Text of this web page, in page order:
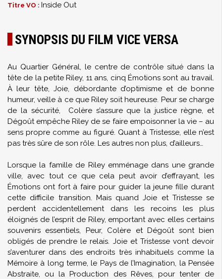
Titre VO : Inside Out
SYNOPSIS DU FILM VICE VERSA
Au Quartier Général, le centre de contrôle situé dans la
tête de la petite Riley, 11 ans, cinq Émotions sont au travail.
À leur tête, Joie, débordante d’optimisme et de bonne
humeur, veille à ce que Riley soit heureuse. Peur se charge
de la sécurité, Colère s’assure que la justice règne, et
Dégoût empêche Riley de se faire empoisonner la vie – au
sens propre comme au figuré. Quant à Tristesse, elle n’est
pas très sûre de son rôle. Les autres non plus, d’ailleurs…
Lorsque la famille de Riley emménage dans une grande
ville, avec tout ce que cela peut avoir d’effrayant, les
Émotions ont fort à faire pour guider la jeune fille durant
cette difficile transition. Mais quand Joie et Tristesse se
perdent accidentellement dans les recoins les plus
éloignés de l’esprit de Riley, emportant avec elles certains
souvenirs essentiels, Peur, Colère et Dégoût sont bien
obligés de prendre le relais. Joie et Tristesse vont devoir
s’aventurer dans des endroits très inhabituels comme la
Mémoire à long terme, le Pays de l’Imagination, la Pensée
Abstraite, ou la Production des Rêves, pour tenter de